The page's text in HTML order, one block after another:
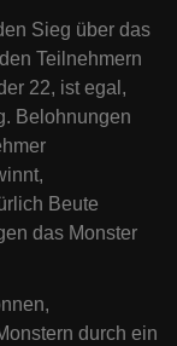
Sieg über das
Teilnehmern
22, ist egal,
Belohnungen
Beute
das Monster
durch ein